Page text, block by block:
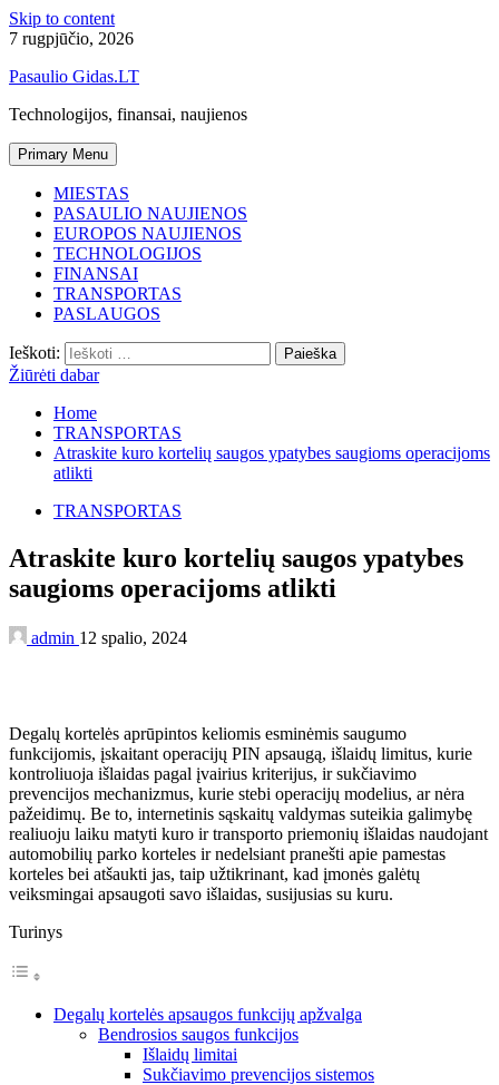
Skip to content
7 rugpjūčio, 2026
Pasaulio Gidas.LT
Technologijos, finansai, naujienos
Primary Menu
MIESTAS
PASAULIO NAUJIENOS
EUROPOS NAUJIENOS
TECHNOLOGIJOS
FINANSAI
TRANSPORTAS
PASLAUGOS
Ieškoti:
Žiūrėti dabar
Home
TRANSPORTAS
Atraskite kuro kortelių saugos ypatybes saugioms operacijoms
atlikti
TRANSPORTAS
Atraskite kuro kortelių saugos ypatybes
saugioms operacijoms atlikti
admin 12 spalio, 2024
Degalų kortelės aprūpintos keliomis esminėmis saugumo
funkcijomis, įskaitant operacijų PIN apsaugą, išlaidų limitus, kurie
kontroliuoja išlaidas pagal įvairius kriterijus, ir sukčiavimo
prevencijos mechanizmus, kurie stebi operacijų modelius, ar nėra
pažeidimų. Be to, internetinis sąskaitų valdymas suteikia galimybę
realiuoju laiku matyti kuro ir transporto priemonių išlaidas naudojant
automobilių parko korteles ir nedelsiant pranešti apie pamestas
korteles bei atšaukti jas, taip užtikrinant, kad įmonės galėtų
veiksmingai apsaugoti savo išlaidas, susijusias su kuru.
Turinys
Degalų kortelės apsaugos funkcijų apžvalga
Bendrosios saugos funkcijos
Išlaidų limitai
Sukčiavimo prevencijos sistemos